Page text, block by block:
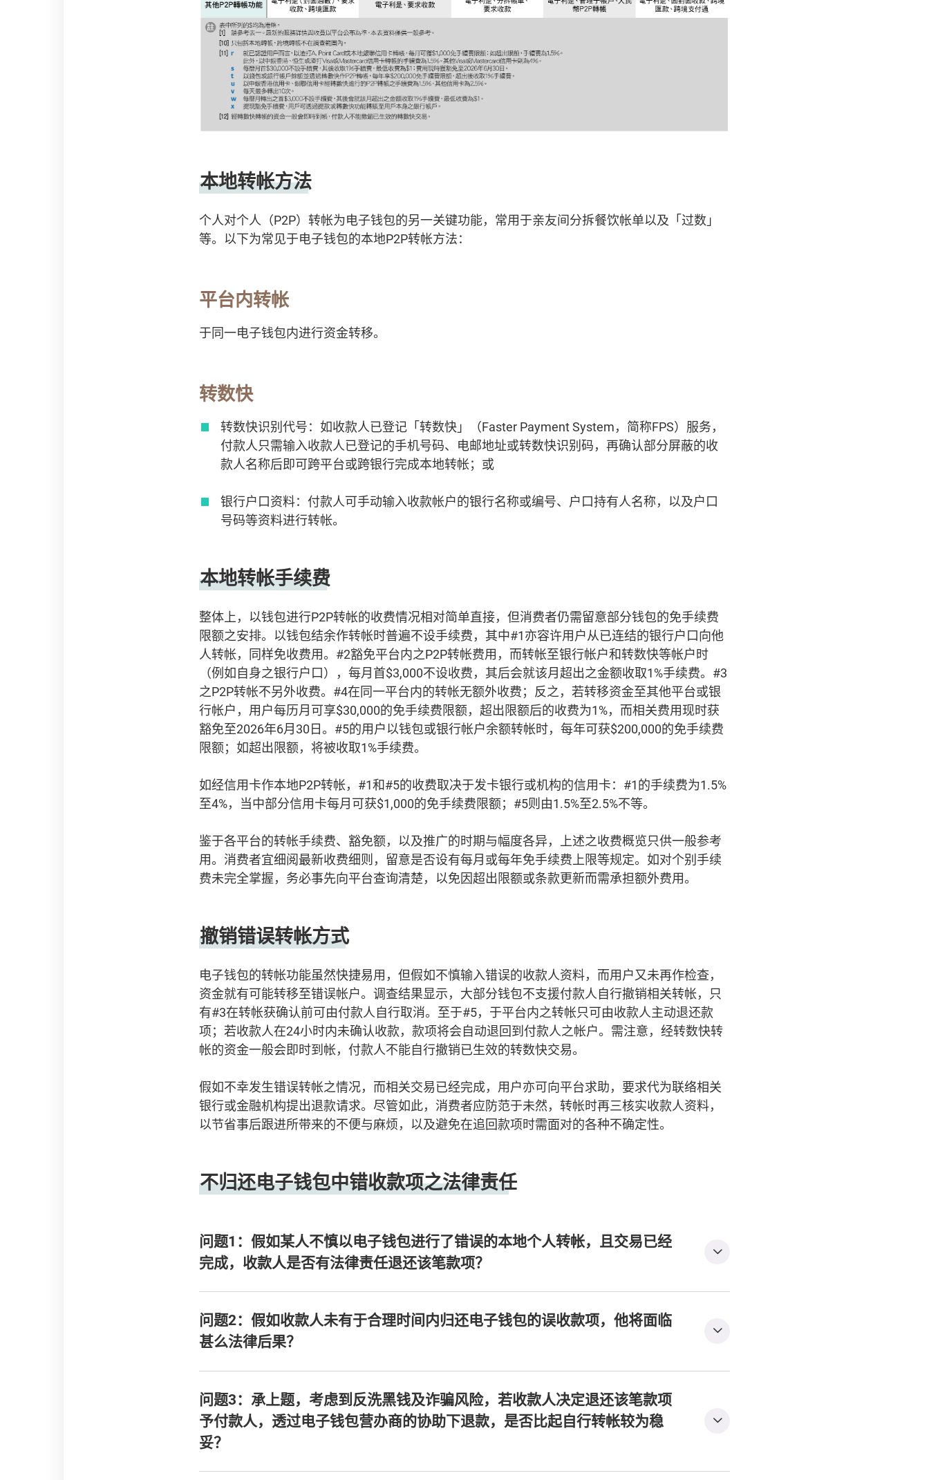
本地转帐方法
个人对个人（P2P）转帐为电子钱包的另一关键功能，常用于亲友间分拆餐饮帐单以及「过数」
等。以下为常见于电子钱包的本地P2P转帐方法：
平台内转帐
于同一电子钱包内进行资金转移。
转数快
转数快识别代号：如收款人已登记「转数快」（Faster Payment System，简称FPS）服务，
付款人只需输入收款人已登记的手机号码、电邮地址或转数快识别码，再确认部分屏蔽的收
款人名称后即可跨平台或跨银行完成本地转帐；或
银行户口资料：付款人可手动输入收款帐户的银行名称或编号、户口持有人名称，以及户口
号码等资料进行转帐。
本地转帐手续费
整体上，以钱包进行P2P转帐的收费情况相对简单直接，但消费者仍需留意部分钱包的免手续费
限额之安排。以钱包结余作转帐时普遍不设手续费，其中#1亦容许用户从已连结的银行户口向他
人转帐，同样免收费用。#2豁免平台内之P2P转帐费用，而转帐至银行帐户和转数快等帐户时
（例如自身之银行户口），每月首$3,000不设收费，其后会就该月超出之金额收取1%手续费。#3
之P2P转帐不另外收费。#4在同一平台内的转帐无额外收费；反之，若转移资金至其他平台或银
行帐户，用户每历月可享$30,000的免手续费限额，超出限额后的收费为1%，而相关费用现时获
豁免至2026年6月30日。#5的用户以钱包或银行帐户余额转帐时，每年可获$200,000的免手续费
限额；如超出限额，将被收取1%手续费。
如经信用卡作本地P2P转帐，#1和#5的收费取决于发卡银行或机构的信用卡：#1的手续费为1.5%
至4%，当中部分信用卡每月可获$1,000的免手续费限额；#5则由1.5%至2.5%不等。
鉴于各平台的转帐手续费、豁免额，以及推广的时期与幅度各异，上述之收费概览只供一般参考
用。消费者宜细阅最新收费细则，留意是否设有每月或每年免手续费上限等规定。如对个别手续
费未完全掌握，务必事先向平台查询清楚，以免因超出限额或条款更新而需承担额外费用。
撤销错误转帐方式
电子钱包的转帐功能虽然快捷易用，但假如不慎输入错误的收款人资料，而用户又未再作检查，
资金就有可能转移至错误帐户。调查结果显示，大部分钱包不支援付款人自行撤销相关转帐，只
有#3在转帐获确认前可由付款人自行取消。至于#5，于平台内之转帐只可由收款人主动退还款
项；若收款人在24小时内未确认收款，款项将会自动退回到付款人之帐户。需注意，经转数快转
帐的资金一般会即时到帐，付款人不能自行撤销已生效的转数快交易。
假如不幸发生错误转帐之情况，而相关交易已经完成，用户亦可向平台求助，要求代为联络相关
银行或金融机构提出退款请求。尽管如此，消费者应防范于未然，转帐时再三核实收款人资料，
以节省事后跟进所带来的不便与麻烦，以及避免在追回款项时需面对的各种不确定性。
不归还电子钱包中错收款项之法律责任
问题1：假如某人不慎以电子钱包进行了错误的本地个人转帐，且交易已经
完成，收款人是否有法律责任退还该笔款项？
问题2：假如收款人未有于合理时间内归还电子钱包的误收款项，他将面临
甚么法律后果？
问题3：承上题，考虑到反洗黑钱及诈骗风险，若收款人决定退还该笔款项
予付款人，透过电子钱包营办商的协助下退款，是否比起自行转帐较为稳
妥？